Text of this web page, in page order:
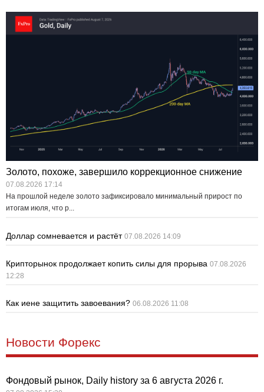
Золото, похоже, завершило коррекционное снижение
07.08.2026 17:14
На прошлой неделе золото зафиксировало минимальный прирост по
итогам июля, что р...
Доллар сомневается и растёт 07.08.2026 14:09
Крипторынок продолжает копить силы для прорыва 07.08.2026
12:28
Как иене защитить завоевания? 06.08.2026 11:08
Новости Форекс
Фондовый рынок, Daily history за 6 августа 2026 г.